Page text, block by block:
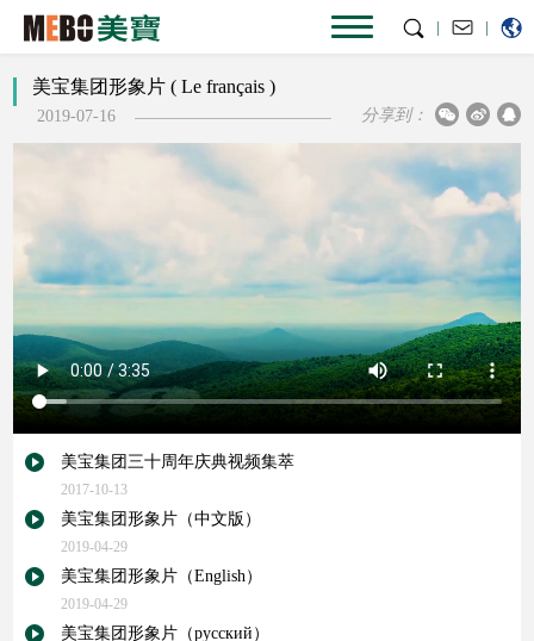
|
|
美宝集团形象片 ( Le français )
分享到：
2019-07-16
美宝集团三十周年庆典视频集萃
2017-10-13
美宝集团形象片（中文版）
2019-04-29
美宝集团形象片（English）
2019-04-29
美宝集团形象片（русский）